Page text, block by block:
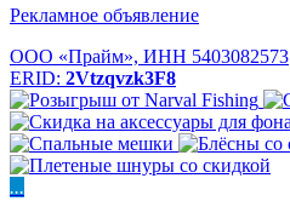
Рекламное объявление
ООО «Прайм», ИНН 5403082573
ERID: 2Vtzqvzk3F8
...